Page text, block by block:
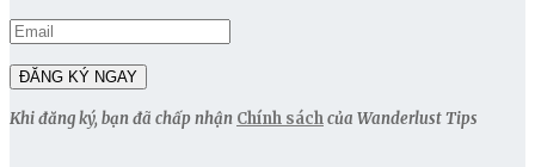
Khi đăng ký, bạn đã chấp nhận Chính sáchcủa Wanderlust Tips